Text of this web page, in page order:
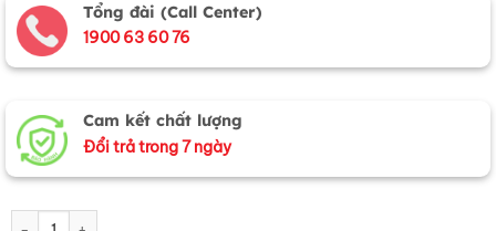
Tổng đài (Call Center)
1900 63 60 76
Cam kết chất lượng
Đổi trả trong 7 ngày
Tranh Đồng Chữ Thọ MNV-DD57-3 số lượng